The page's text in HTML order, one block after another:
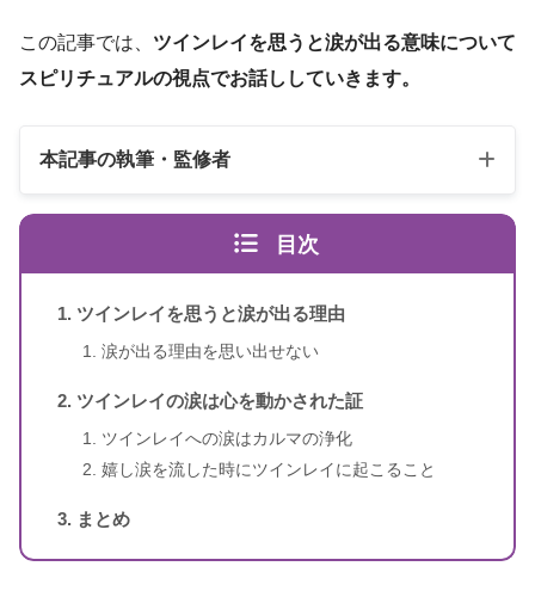
この記事では、 ツインレイを思うと涙が出る意味について
スピリチュアルの視点でお話ししていきます。
本記事の執筆・監修者
スピリカ
目次
ツインレイを思うと涙が出る理由
涙が出る理由を思い出せない
ツインレイの涙は心を動かされた証
ツインレイへの涙はカルマの浄化
嬉し涙を流した時にツインレイに起こること
まとめ